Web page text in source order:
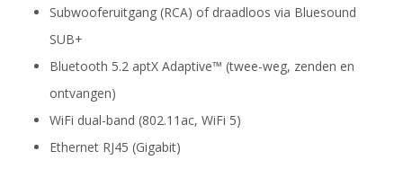
Subwooferuitgang (RCA) of draadloos via Bluesound
SUB+
Bluetooth 5.2 aptX Adaptive™ (twee-weg, zenden en
ontvangen)
WiFi dual-band (802.11ac, WiFi 5)
Ethernet RJ45 (Gigabit)